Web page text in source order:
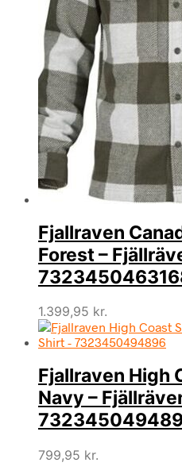
Fjallraven
Forest –
1.399,95 kr.
Fjallraven High
Navy –
799,95 kr.